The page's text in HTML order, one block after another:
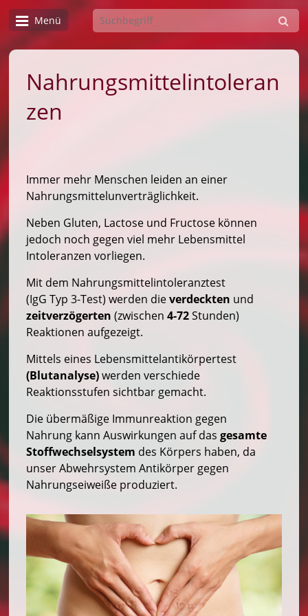
Menü
Nahrungsmittelintoleran
zen
Immer mehr Menschen leiden an einer
Nahrungsmittelunverträglichkeit.
Neben Gluten, Lactose und Fructose können
jedoch noch gegen viel mehr Lebensmittel
Intoleranzen vorliegen.
Mit dem Nahrungsmittelintoleranztest
(IgG Typ 3-Test) werden dieverdeckten und
zeitverzögerten (zwischen4-72Stunden)
Reaktionen aufgezeigt.
Mittels eines Lebensmittelantikörpertest
(Blutanalyse)werden verschiede
Reaktionsstufen sichtbar gemacht.
Die übermäßige Immunreaktion gegen
Nahrung kann Auswirkungen auf dasgesamte
Stoffwechselsystem des Körpers haben, da
unser Abwehrsystem Antikörper gegen
Nahrungseiweiße produziert.